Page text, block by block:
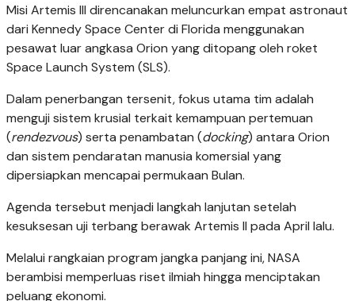
Misi Artemis III direncanakan meluncurkan empat astronaut
dari Kennedy Space Center di Florida menggunakan
pesawat luar angkasa Orion yang ditopang oleh roket
Space Launch System (SLS).
Dalam penerbangan tersenit, fokus utama tim adalah
menguji sistem krusial terkait kemampuan pertemuan
(rendezvous) serta penambatan (docking) antara Orion
dan sistem pendaratan manusia komersial yang
dipersiapkan mencapai permukaan Bulan.
Agenda tersebut menjadi langkah lanjutan setelah
kesuksesan uji terbang berawak Artemis II pada April lalu.
Melalui rangkaian program jangka panjang ini, NASA
berambisi memperluas riset ilmiah hingga menciptakan
peluang ekonomi.